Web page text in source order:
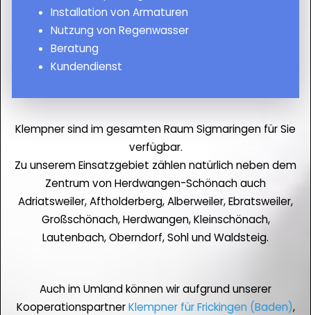
Installation von Armaturen
Nutzung von Regenwasser
Beratung
Kundendienst
Klempner sind im gesamten Raum Sigmaringen für Sie
verfügbar.
Zu unserem Einsatzgebiet zählen natürlich neben dem
Zentrum von Herdwangen-Schönach auch
Adriatsweiler, Aftholderberg, Alberweiler, Ebratsweiler,
Großschönach, Herdwangen, Kleinschönach,
Lautenbach, Oberndorf, Sohl und Waldsteig.
Auch im Umland können wir aufgrund unserer
KooperationspartnerKlempner für Frickingen (Baden),